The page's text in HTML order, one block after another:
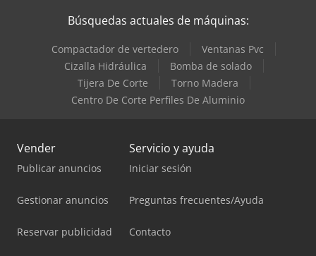
Búsquedas actuales de máquinas:
Compactador de vertedero
Ventanas Pvc
Cizalla Hidráulica
Bomba de solado
Tijera De Corte
Torno Madera
Centro De Corte Perfiles De Aluminio
Vender
Publicar anuncios
Gestionar anuncios
Reservar publicidad
Servicio y ayuda
Iniciar sesión
Preguntas frecuentes/Ayuda
Contacto